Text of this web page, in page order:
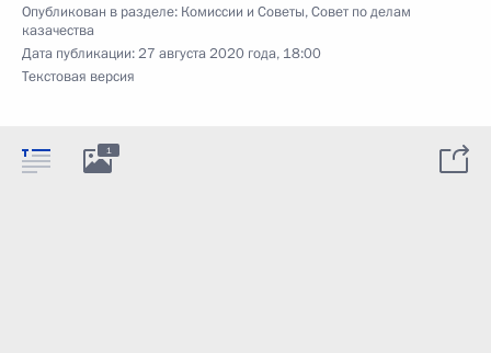
Опубликован в разделе: Комиссии и Советы,Совет по делам
казачества
Дата публикации:27 августа 2020 года, 18:00
Текстовая версия
1